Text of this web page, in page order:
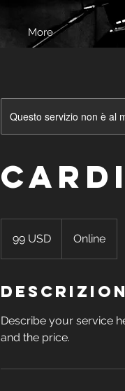
More
Questo servizio non è al
statunitensi
99 USD Online
Describe your service
and the price.